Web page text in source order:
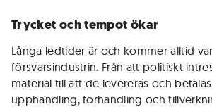
Trycket och tempot ökar
Långa ledtider är och kommer alltid
försvarsindustrin. Från att politiskt
material till att de levereras och
upphandling, förhandling och